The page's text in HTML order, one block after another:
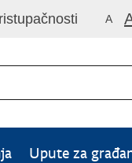
A
Upute za